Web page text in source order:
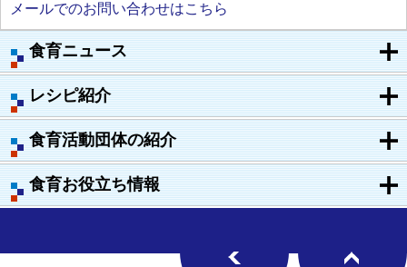
食育ニュース
レシピ紹介
食育活動団体の紹介
食育お役立ち情報
メールでのお問い合わせはこちら